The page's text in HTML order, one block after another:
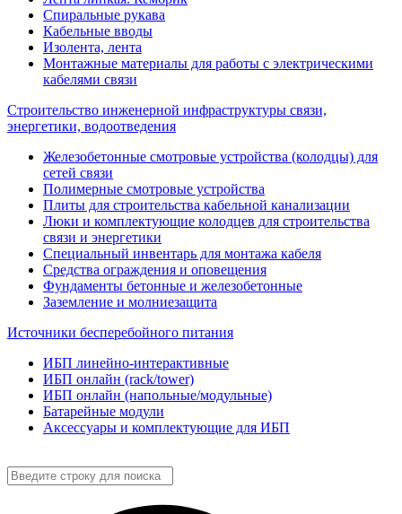
Спиральные рукава
Кабельные вводы
Изолента, лента
Монтажные материалы для работы с электрическими
кабелями связи
Строительство инженерной инфраструктуры связи,
энергетики, водоотведения
Железобетонные смотровые устройства (колодцы) для
сетей связи
Полимерные смотровые устройства
Плиты для строительства кабельной канализации
Люки и комплектующие колодцев для строительства
связи и энергетики
Специальный инвентарь для монтажа кабеля
Средства ограждения и оповещения
Фундаменты бетонные и железобетонные
Заземление и молниезащита
Источники бесперебойного питания
ИБП линейно-интерактивные
ИБП онлайн (rack/tower)
ИБП онлайн (напольные/модульные)
Батарейные модули
Аксессуары и комплектующие для ИБП